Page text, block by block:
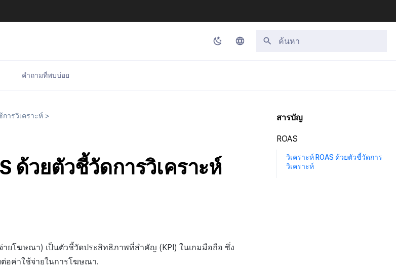
Thai
คำถามที่พบบ่อย
สารบัญ
ROAS
วิเคราะห์ ROAS ด้วยตัวชี้วัดการ
วิเคราะห์
การวิเคราะห์ >
ด้วยตัวชี้วัดการวิเคราะห์
ายโฆษณา) เป็นตัวชี้วัดประสิทธิภาพที่สำคัญ (KPI) ในเกมมือถือ ซึ่ง
อค่าใช้จ่ายในการโฆษณา.